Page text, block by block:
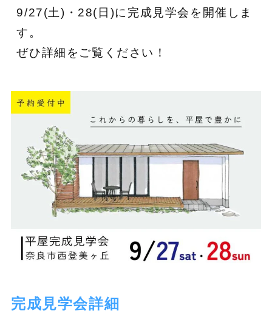
9/27(土)・28(日)に完成見学会を開催しま
す。
ぜひ詳細をご覧ください！
完成見学会詳細